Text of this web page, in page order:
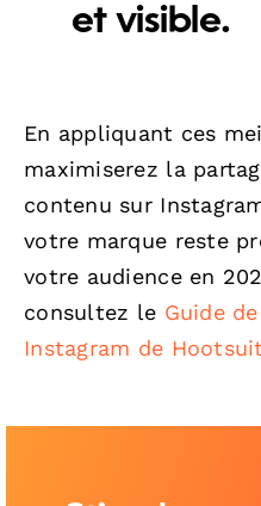
et visible.
En appliquant ces
maximiserez la
contenu sur
votre marque reste
votre audience en
consultez le Guide
Instagram de